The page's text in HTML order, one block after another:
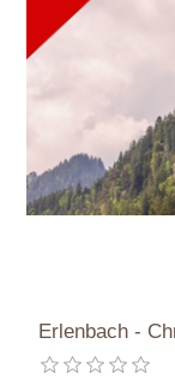
Erlenbach -